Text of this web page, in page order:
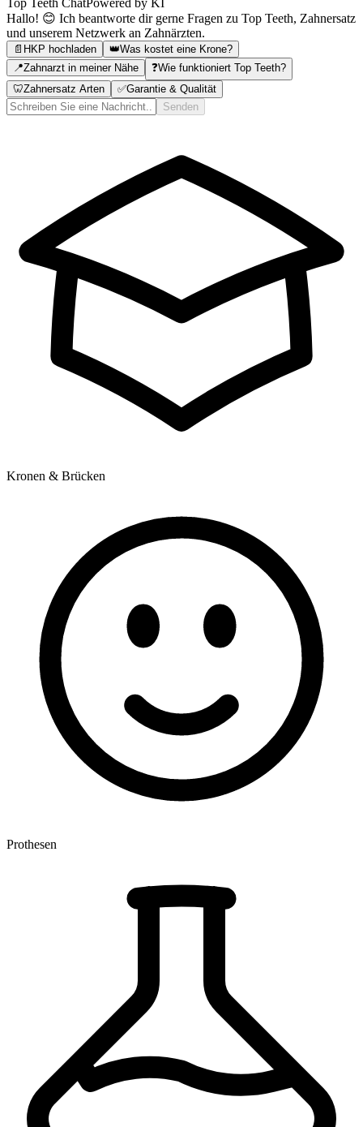
Hallo! 😊 Ich beantworte dir gerne Fragen zu Top Teeth, Zahnersatz
und unserem Netzwerk an Zahnärzten.
📄 HKP hochladen 👑Was kostet eine Krone?
📍Zahnarzt in meiner Nähe ❓Wie funktioniert Top Teeth?
🦷Zahnersatz Arten ✅Garantie & Qualität
Senden
Kronen & Brücken
Prothesen